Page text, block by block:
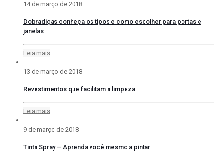
14 de março de 2018
Dobradiças conheça os tipos e como escolher para portas e
janelas
Leia mais
13 de março de 2018
Revestimentos que facilitam a limpeza
Leia mais
9 de março de 2018
Tinta Spray – Aprenda você mesmo a pintar